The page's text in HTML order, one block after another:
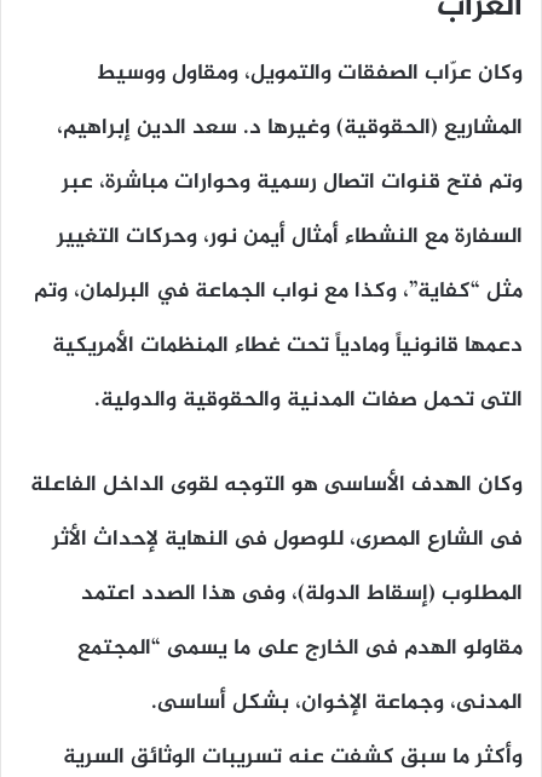
وكان عرّاب الصفقات والتمويل، ومقاول ووسيط
المشاريع (الحقوقية) وغيرها د. سعد الدين إبراهيم،
وتم فتح قنوات اتصال رسمية وحوارات مباشرة، عبر
السفارة مع النشطاء أمثال أيمن نور، وحركات التغيير
مثل “كفاية”، وكذا مع نواب الجماعة في البرلمان، وتم
دعمها قانونياً ومادياً تحت غطاء المنظمات الأمريكية
التى تحمل صفات المدنية والحقوقية والدولية.
وكان الهدف الأساسى هو التوجه لقوى الداخل الفاعلة
فى الشارع المصرى، للوصول فى النهاية لإحداث الأثر
المطلوب (إسقاط الدولة)، وفى هذا الصدد اعتمد
مقاولو الهدم فى الخارج على ما يسمى “المجتمع
المدنى، وجماعة الإخوان، بشكل أساسى.
وأكثر ما سبق كشفت عنه تسريبات الوثائق السرية